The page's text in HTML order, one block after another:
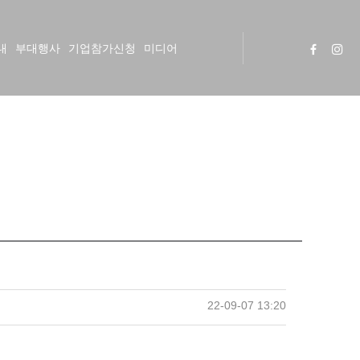
부대행사 기업참가신청 미디어
22-09-07 13:20